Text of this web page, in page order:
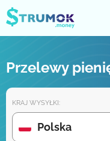
Przelewy pieniężne
Digital konto
Recenzje partnerów
Przelewy
KRAJ WYSYŁKI:
Polska